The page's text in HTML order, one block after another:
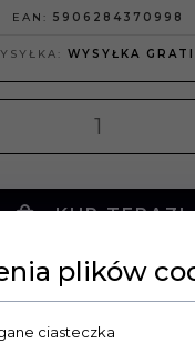
EAN: 5906284370998
WYSYŁKA
KUP TERAZ!
plików
ciasteczka